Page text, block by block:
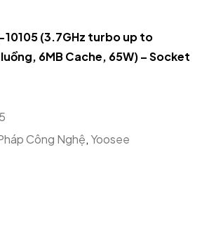
10105 (3.7GHz turbo up to
6MB Cache, 65W) – Socket
Công Nghệ, Yoosee